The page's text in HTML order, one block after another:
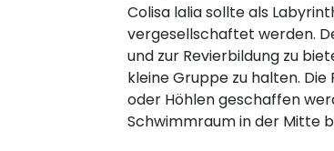
Colisa lalia sollte als
vergesellschaftet werden.
und zur Revierbildung zu
kleine Gruppe zu halten.
oder Höhlen geschaffen
Schwimmraum in der Mitte